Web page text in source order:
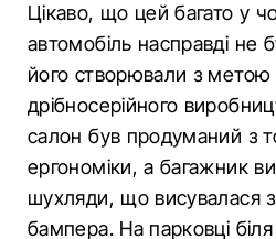
Цікаво, що цей багато у
автомобіль насправді не
його створювали з метою
дрібносерійного
салон був продуманий з
ергономіки, а багажник
шухляди, що висувалася
бампера. На парковці